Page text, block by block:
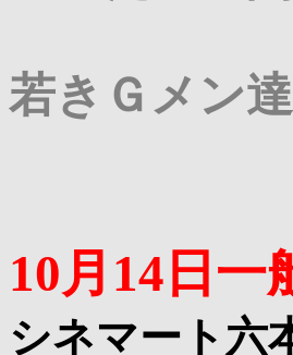
若きＧメン
命とプ
10月14日一
シネマート六